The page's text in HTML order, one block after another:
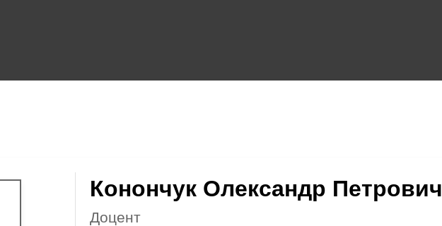
Конончук Олександр Петрович
Доцент